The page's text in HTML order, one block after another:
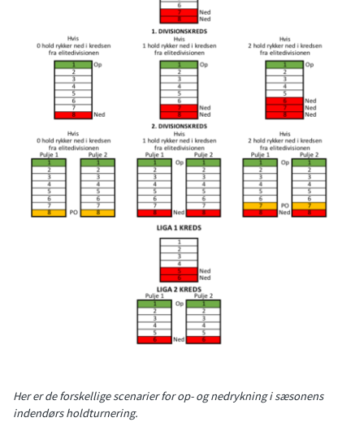
Her er de forskellige scenarier for op- og nedrykning i sæsonens
indendørs holdturnering.